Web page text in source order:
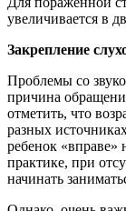
увеличивается в
Закрепление
Проблемы со
причина
отметить, что
разных
ребенок «вправе»
практике, при
начинать